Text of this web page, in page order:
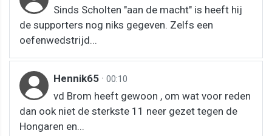
Sinds Scholten "aan de macht" is heeft hij
de supporters nog niks gegeven. Zelfs een
oefenwedstrijd...
Hennik65 · 00:10
vd Brom heeft gewoon , om wat voor reden
dan ook niet de sterkste 11 neer gezet tegen de
Hongaren en...